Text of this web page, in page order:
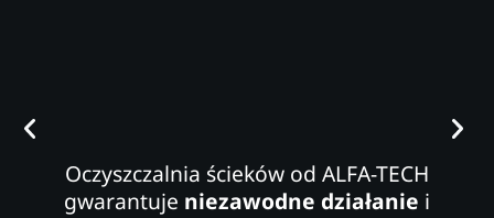
Oczyszczalnia ścieków od ALFA-TECH
gwarantuje niezawodne działanie i